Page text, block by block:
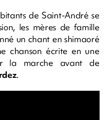
de Saint-André se
les mères de famille
un chant en shimaoré
chanson écrite en une
la marche avant de
.